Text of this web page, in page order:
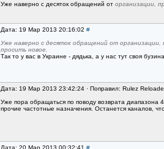
Уже наверно с десяток обращений от организации,
Дата: 19 Мар 2013 20:16:02 #
Уже наверно с десяток обращений от
просить новое.
Так то у вас в Украине - дядька, а у нас тут своя
Дата: 19 Мар 2013 23:42:24 · Поправил: Rulez
Уже пора обращаться по поводу возврата
прочие частотные назначения. Останется каналов,
Дата: 20 Мар 2013 00:32:41 #